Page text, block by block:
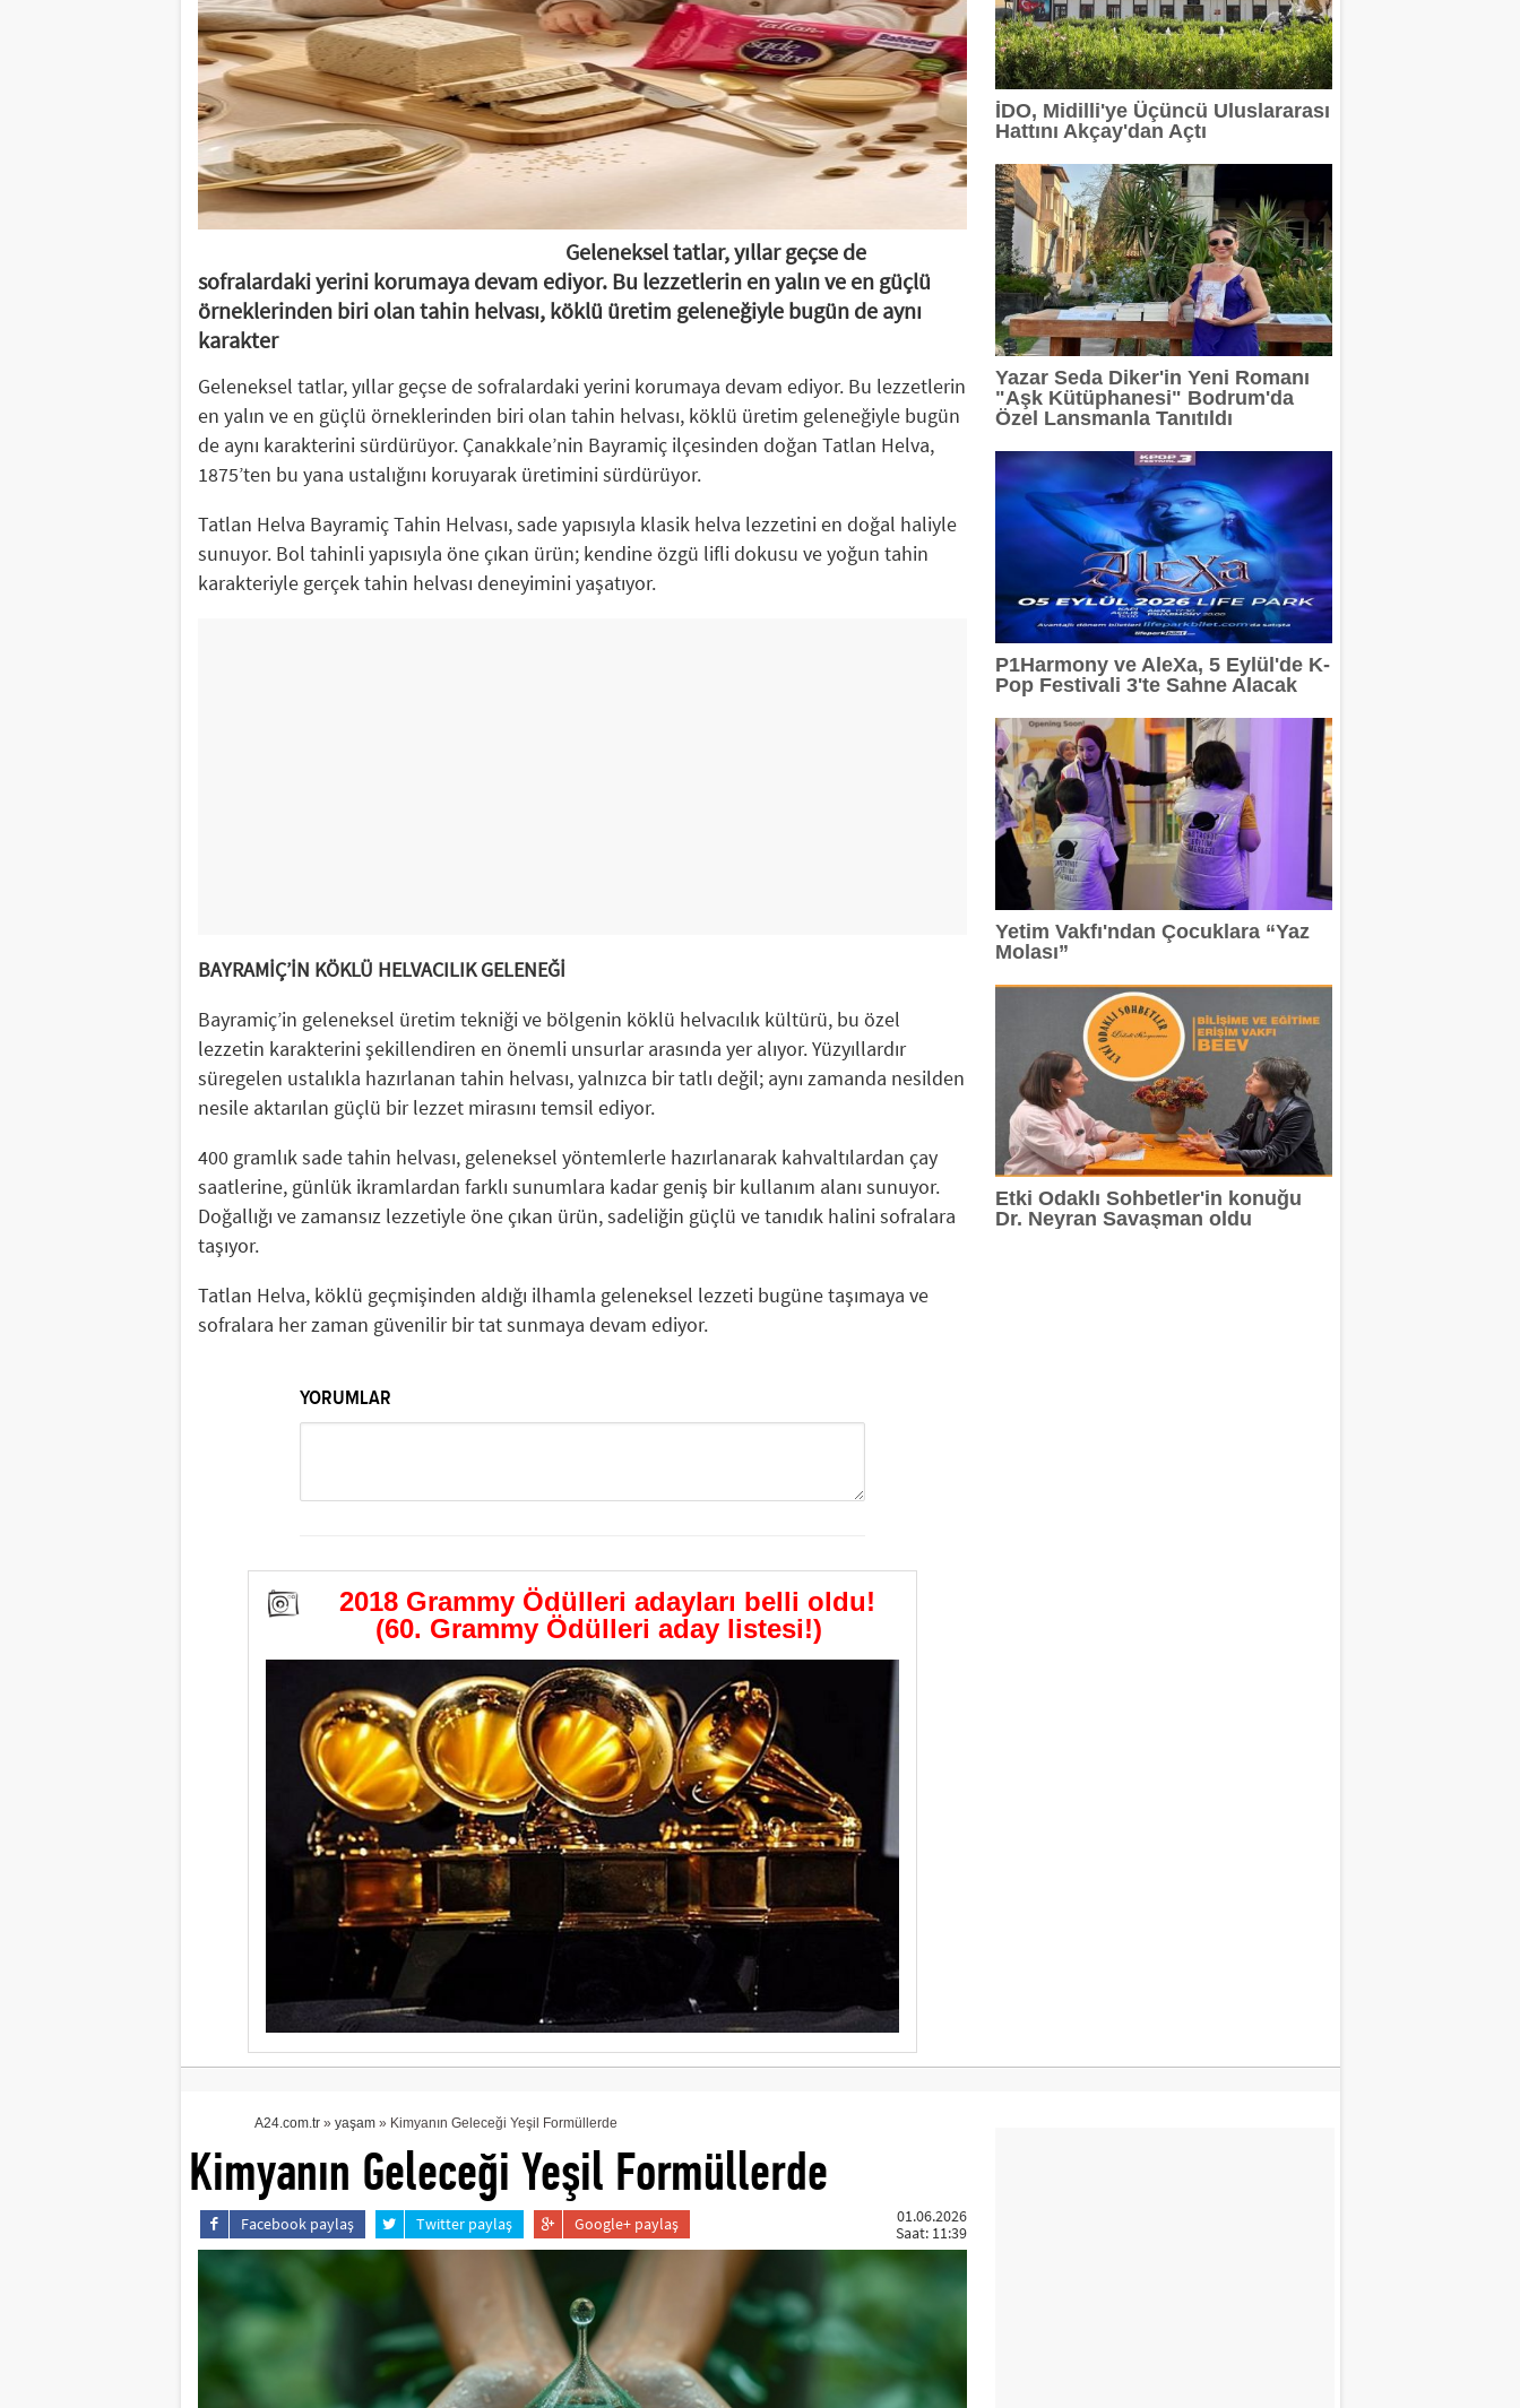
15:13: TGC 2026 Sedat Simavi Ödülleri'ne başvurular devam ediyor
13:36: Tasarım, teknoloji ve profesyonel etkileşim Geberit Info Showroom'da buluştu
13:27: TİBET MAKİNA'YA AS9100 ONAYI
: Ünlü tasarımcı Ross Lovegrove, FDI İstanbul'da tasarımın geleceğini anlatacak
12:07: Saç bakımında kişiselleşme dönemi
11:34: PASHA Bank aktiflerini yüzde 16,1 büyüterek 17,2 milyar TL'ye taşıdı
: VARTA, Merrell İstanbul Ultra'nın Ana Sponsorları Arasında
Geleneksel tatlar, yıllar geçse de
sofralardaki yerini korumaya devam ediyor. Bu lezzetlerin en yalın ve en güçlü
örneklerinden biri olan tahin helvası, köklü üretim geleneğiyle bugün de aynı
karakter
Geleneksel tatlar, yıllar geçse de sofralardaki yerini korumaya devam ediyor. Bu lezzetlerin
en yalın ve en güçlü örneklerinden biri olan tahin helvası, köklü üretim geleneğiyle bugün
de aynı karakterini sürdürüyor. Çanakkale’nin Bayramiç ilçesinden doğan Tatlan Helva,
1875’ten bu yana ustalığını koruyarak üretimini sürdürüyor.
Tatlan Helva Bayramiç Tahin Helvası, sade yapısıyla klasik helva lezzetini en doğal haliyle
sunuyor. Bol tahinli yapısıyla öne çıkan ürün; kendine özgü lifli dokusu ve yoğun tahin
karakteriyle gerçek tahin helvası deneyimini yaşatıyor.
BAYRAMİÇ’İN KÖKLÜ HELVACILIK GELENEĞİ
Bayramiç’in geleneksel üretim tekniği ve bölgenin köklü helvacılık kültürü, bu özel
lezzetin karakterini şekillendiren en önemli unsurlar arasında yer alıyor. Yüzyıllardır
süregelen ustalıkla hazırlanan tahin helvası, yalnızca bir tatlı değil; aynı zamanda nesilden
nesile aktarılan güçlü bir lezzet mirasını temsil ediyor.
400 gramlık sade tahin helvası, geleneksel yöntemlerle hazırlanarak kahvaltılardan çay
saatlerine, günlük ikramlardan farklı sunumlara kadar geniş bir kullanım alanı sunuyor.
Doğallığı ve zamansız lezzetiyle öne çıkan ürün, sadeliğin güçlü ve tanıdık halini sofralara
taşıyor.
Tatlan Helva, köklü geçmişinden aldığı ilhamla geleneksel lezzeti bugüne taşımaya ve
sofralara her zaman güvenilir bir tat sunmaya devam ediyor.
YORUMLAR
2018 Grammy Ödülleri adayları belli oldu!
(60. Grammy Ödülleri aday listesi!)
İDO, Midilli'ye Üçüncü Uluslararası
Hattını Akçay'dan Açtı
Yazar Seda Diker'in Yeni Romanı
"Aşk Kütüphanesi" Bodrum'da
Özel Lansmanla Tanıtıldı
P1Harmony ve AleXa, 5 Eylül'de K-
Pop Festivali 3'te Sahne Alacak
Yetim Vakfı'ndan Çocuklara “Yaz
Molası”
Etki Odaklı Sohbetler'in konuğu
Dr. Neyran Savaşman oldu
Kimyanın Geleceği Yeşil Formüllerde
A24.com.tr» yaşam» Kimyanın Geleceği Yeşil Formüllerde
Facebook paylaş Twitter paylaş Google+ paylaş
01.06.2026
Saat: 11:39